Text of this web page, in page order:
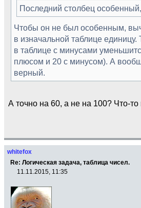
Последний столбец
Чтобы он не был особенным,
в изначальной таблице
в таблице с минусами
плюсом и 20 с минусом). А
верный.
А точно на 60, а не на 100? Что-
whitefox
Re: Логическая задача, таблица чисел.
11.11.2015, 11:35